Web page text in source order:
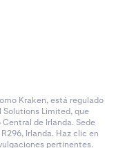
Kraken, está regulado
Solutions Limited, que
de Irlanda. Sede
R296, Irlanda. Haz clic en
pertinentes.